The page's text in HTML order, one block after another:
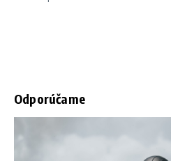
Odporúčame